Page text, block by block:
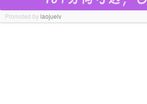
Promoted bylaojuelv